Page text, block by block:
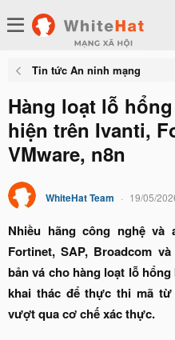
Tin tức An ninh mạng
Hàng loạt lỗ
hiện trên Ivanti,
VMware, n8n
WhiteHat Team 19/05/
Nhiều hãng công nghệ
Fortinet, SAP, Broadcom
bản vá cho hàng loạt lỗ
khai thác để thực thi mã từ
vượt qua cơ chế xác thực.